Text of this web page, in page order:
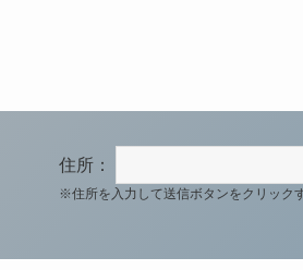
住所：
※住所を入力して送信ボタンをクリック